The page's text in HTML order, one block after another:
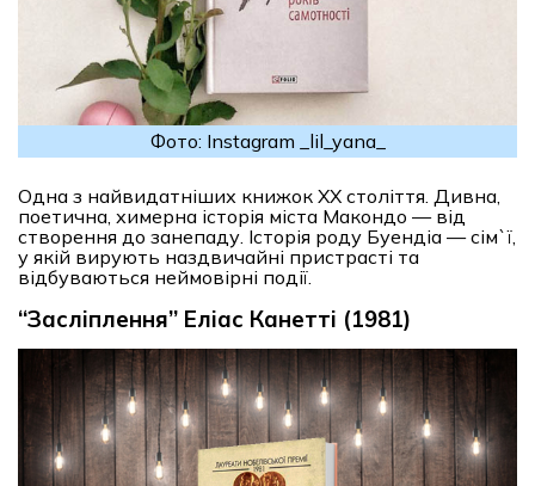
Фото: Instagram _lil_yana_
Одна з найвидатніших книжок XX століття. Дивна,
поетична, химерна історія міста Макондо — від
створення до занепаду. Історія роду Буендіа — сім`ї,
у якій вирують наздвичайні пристрасті та
відбуваються неймовірні події.
“Засліплення” Еліас Канетті (1981)